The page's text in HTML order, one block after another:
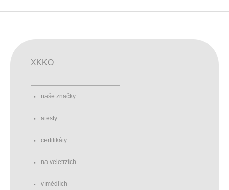
XKKO
naše značky
atesty
certifikáty
na veletrzích
v médiích